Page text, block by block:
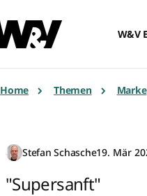
W&V
Home Themen Marke
Stefan Schasche19. Mär
"Supersanft"